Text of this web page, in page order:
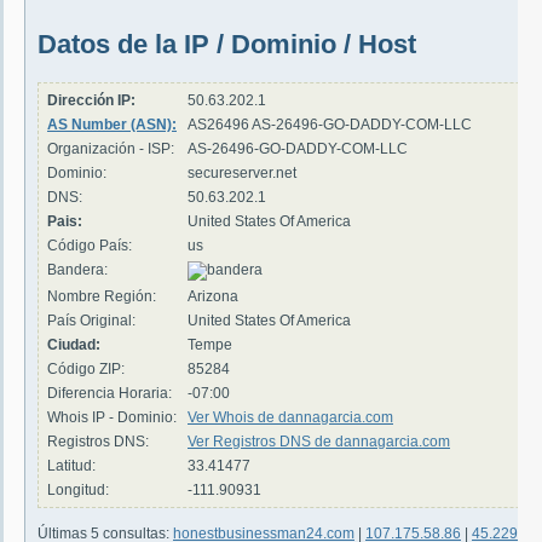
Datos de la IP / Dominio / Host
Dirección IP:
50.63.202.1
AS Number (ASN):
AS26496 AS-26496-GO-DADDY-COM-LLC
Organización - ISP:
AS-26496-GO-DADDY-COM-LLC
Dominio:
secureserver.net
DNS:
50.63.202.1
Pais:
United States Of America
Código País:
us
Bandera:
Nombre Región:
Arizona
País Original:
United States Of America
Ciudad:
Tempe
Código ZIP:
85284
Diferencia Horaria:
-07:00
Whois IP - Dominio:
Ver Whois de dannagarcia.com
Registros DNS:
Ver Registros DNS de dannagarcia.com
Latitud:
33.41477
Longitud:
-111.90931
Últimas 5 consultas: honestbusinessman24.com 107.175.58.86